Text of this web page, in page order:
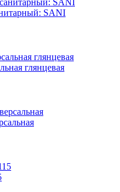
SANI
глянцевая